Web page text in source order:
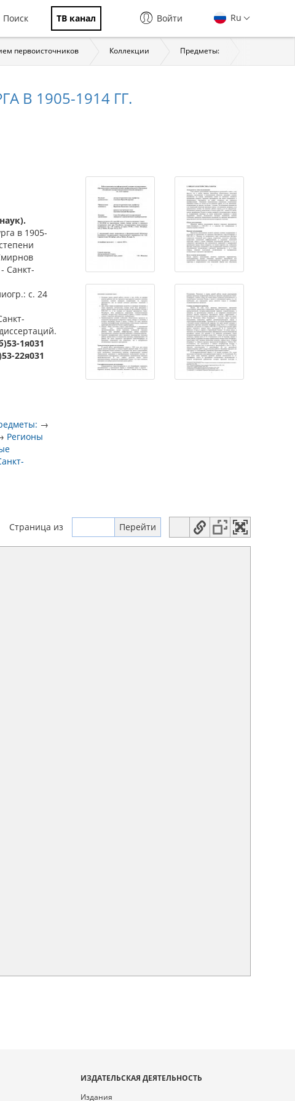
Поиск ТВ канал Ru
Войти
первоисточников Коллекции Предметы:
В 1905-1914 ГГ.
в 1905-
Санкт-
с. 24
1я031
22я031
→
Регионы
Страница из
ИЗДАТЕЛЬСКАЯ ДЕЯТЕЛЬНОСТЬ
Издания